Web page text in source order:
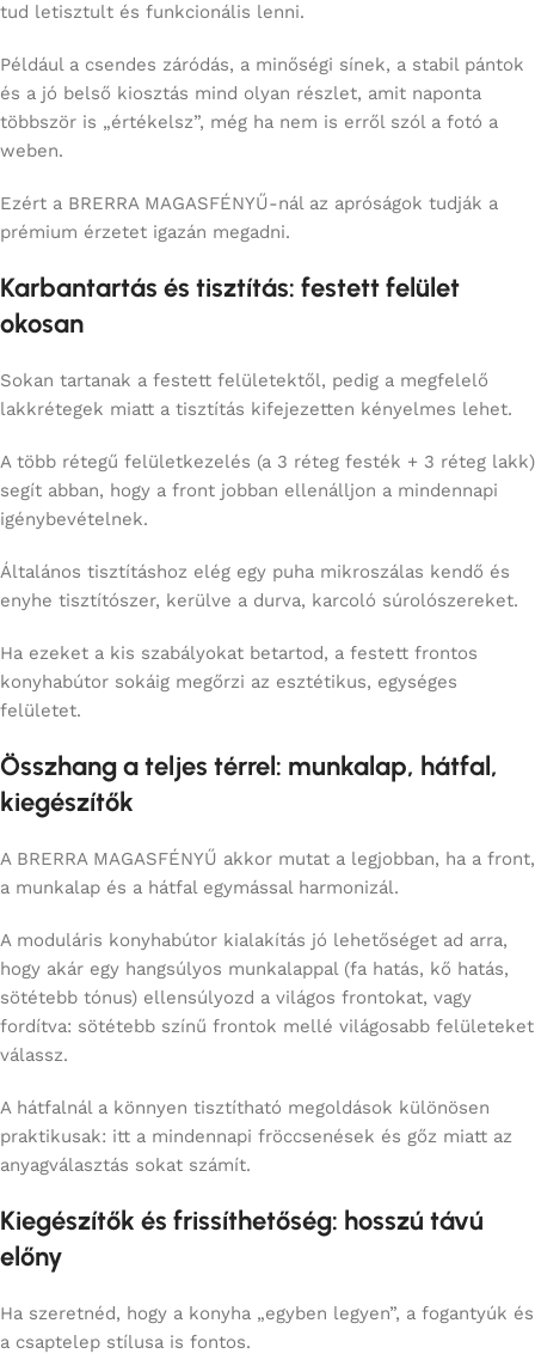
tud letisztult és funkcionális lenni.
Például a csendes záródás, a minőségi sínek, a stabil pántok
és a jó belső kiosztás mind olyan részlet, amit naponta
többször is „értékelsz”, még ha nem is erről szól a fotó a
weben.
Ezért a BRERRA MAGASFÉNYŰ-nál az apróságok tudják a
prémium érzetet igazán megadni.
Karbantartás és tisztítás: festett felület
okosan
Sokan tartanak a festett felületektől, pedig a megfelelő
lakkrétegek miatt a tisztítás kifejezetten kényelmes lehet.
A több rétegű felületkezelés (a 3 réteg festék + 3 réteg lakk)
segít abban, hogy a front jobban ellenálljon a mindennapi
igénybevételnek.
Általános tisztításhoz elég egy puha mikroszálas kendő és
enyhe tisztítószer, kerülve a durva, karcoló súrolószereket.
Ha ezeket a kis szabályokat betartod, a festett frontos
konyhabútor sokáig megőrzi az esztétikus, egységes
felületet.
Összhang a teljes térrel: munkalap, hátfal,
kiegészítők
A BRERRA MAGASFÉNYŰ akkor mutat a legjobban, ha a front,
a munkalap és a hátfal egymással harmonizál.
A moduláris konyhabútor kialakítás jó lehetőséget ad arra,
hogy akár egy hangsúlyos munkalappal (fa hatás, kő hatás,
sötétebb tónus) ellensúlyozd a világos frontokat, vagy
fordítva: sötétebb színű frontok mellé világosabb felületeket
válassz.
A hátfalnál a könnyen tisztítható megoldások különösen
praktikusak: itt a mindennapi fröccsenések és gőz miatt az
anyagválasztás sokat számít.
Kiegészítők és frissíthetőség: hosszú távú
előny
Ha szeretnéd, hogy a konyha „egyben legyen”, a fogantyúk és
a csaptelep stílusa is fontos.